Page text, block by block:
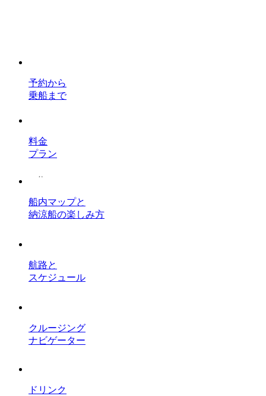
予約から
乗船まで
料金
プラン
船内マップと
納涼船の楽しみ方
航路と
スケジュール
クルージング
ナビゲーター
ドリンク